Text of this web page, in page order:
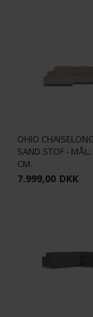
OHIO
SAND STOF -
CM.
7.999,00 DKK